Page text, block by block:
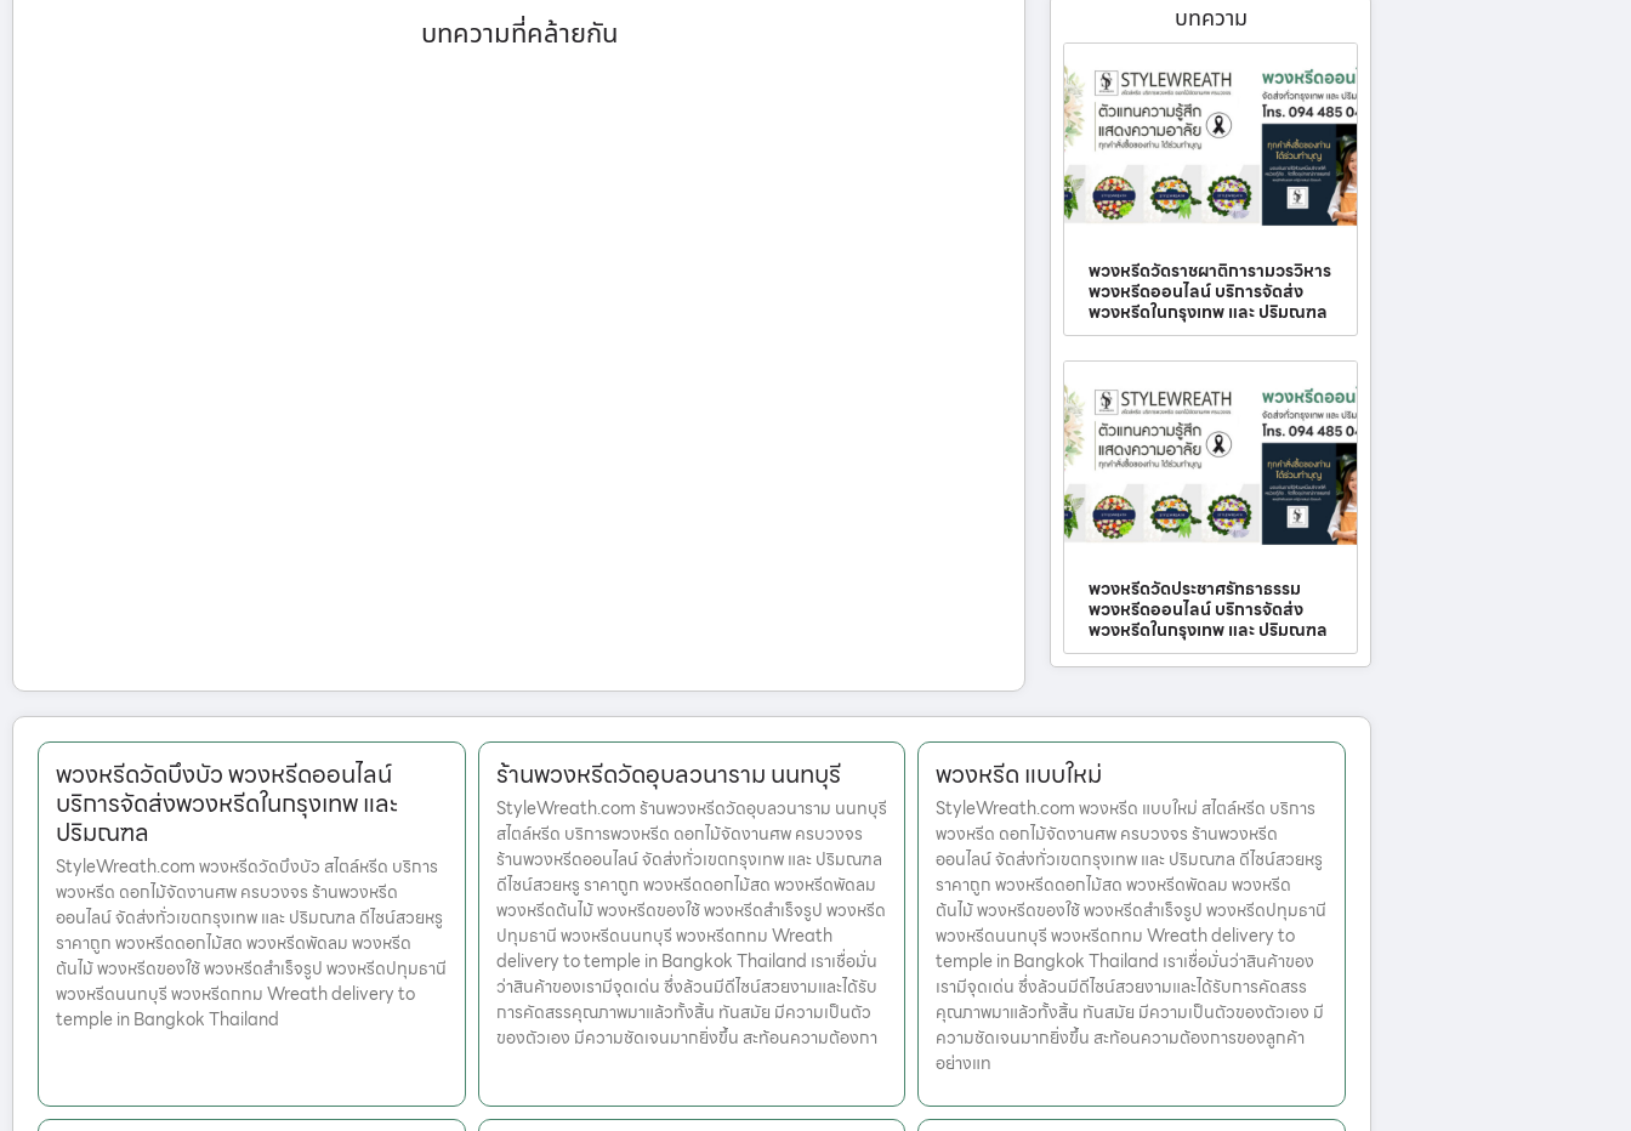
บทความที่คล้ายกัน บทความ
พวงหรีดวัดราชผาติการามวรวิหาร
พวงหรีดออนไลน์ บริการจัดส่ง
พวงหรีดในกรุงเทพ และ ปริมณฑล
พวงหรีดวัดประชาศรัทธาธรรม
พวงหรีดออนไลน์ บริการจัดส่ง
พวงหรีดในกรุงเทพ และ ปริมณฑล
พวงหรีดวัดบึงบัว พวงหรีดออนไลน์
บริการจัดส่งพวงหรีดในกรุงเทพ และ
ปริมณฑล
StyleWreath.com พวงหรีดวัดบึงบัว สไตล์หรีด บริการ
พวงหรีด ดอกไม้จัดงานศพ ครบวงจร ร้านพวงหรีด
ออนไลน์ จัดส่งทั่วเขตกรุงเทพ และ ปริมณฑล ดีไซน์สวยหรู
ราคาถูก พวงหรีดดอกไม้สด พวงหรีดพัดลม พวงหรีด
ต้นไม้ พวงหรีดของใช้ พวงหรีดสำเร็จรูป พวงหรีดปทุมธานี
พวงหรีดนนทบุรี พวงหรีดกทม Wreath delivery to
temple in Bangkok Thailand
ร้านพวงหรีดวัดอุบลวนาราม นนทบุรี
StyleWreath.com ร้านพวงหรีดวัดอุบลวนาราม นนทบุรี
สไตล์หรีด บริการพวงหรีด ดอกไม้จัดงานศพ ครบวงจร
ร้านพวงหรีดออนไลน์ จัดส่งทั่วเขตกรุงเทพ และ ปริมณฑล
ดีไซน์สวยหรู ราคาถูก พวงหรีดดอกไม้สด พวงหรีดพัดลม
พวงหรีดต้นไม้ พวงหรีดของใช้ พวงหรีดสำเร็จรูป พวงหรีด
ปทุมธานี พวงหรีดนนทบุรี พวงหรีดกทม Wreath
delivery to temple in Bangkok Thailand เราเชื่อมั่น
ว่าสินค้าของเรามีจุดเด่น ซึ่งล้วนมีดีไซน์สวยงามและได้รับ
การคัดสรรคุณภาพมาแล้วทั้งสิ้น ทันสมัย มีความเป็นตัว
ของตัวเอง มีความชัดเจนมากยิ่งขึ้น สะท้อนความต้องกา
พวงหรีด แบบใหม่
StyleWreath.com พวงหรีด แบบใหม่ สไตล์หรีด บริการ
พวงหรีด ดอกไม้จัดงานศพ ครบวงจร ร้านพวงหรีด
ออนไลน์ จัดส่งทั่วเขตกรุงเทพ และ ปริมณฑล ดีไซน์สวยหรู
ราคาถูก พวงหรีดดอกไม้สด พวงหรีดพัดลม พวงหรีด
ต้นไม้ พวงหรีดของใช้ พวงหรีดสำเร็จรูป พวงหรีดปทุมธานี
พวงหรีดนนทบุรี พวงหรีดกทม Wreath delivery to
temple in Bangkok Thailand เราเชื่อมั่นว่าสินค้าของ
เรามีจุดเด่น ซึ่งล้วนมีดีไซน์สวยงามและได้รับการคัดสรร
คุณภาพมาแล้วทั้งสิ้น ทันสมัย มีความเป็นตัวของตัวเอง มี
ความชัดเจนมากยิ่งขึ้น สะท้อนความต้องการของลูกค้า
อย่างแท